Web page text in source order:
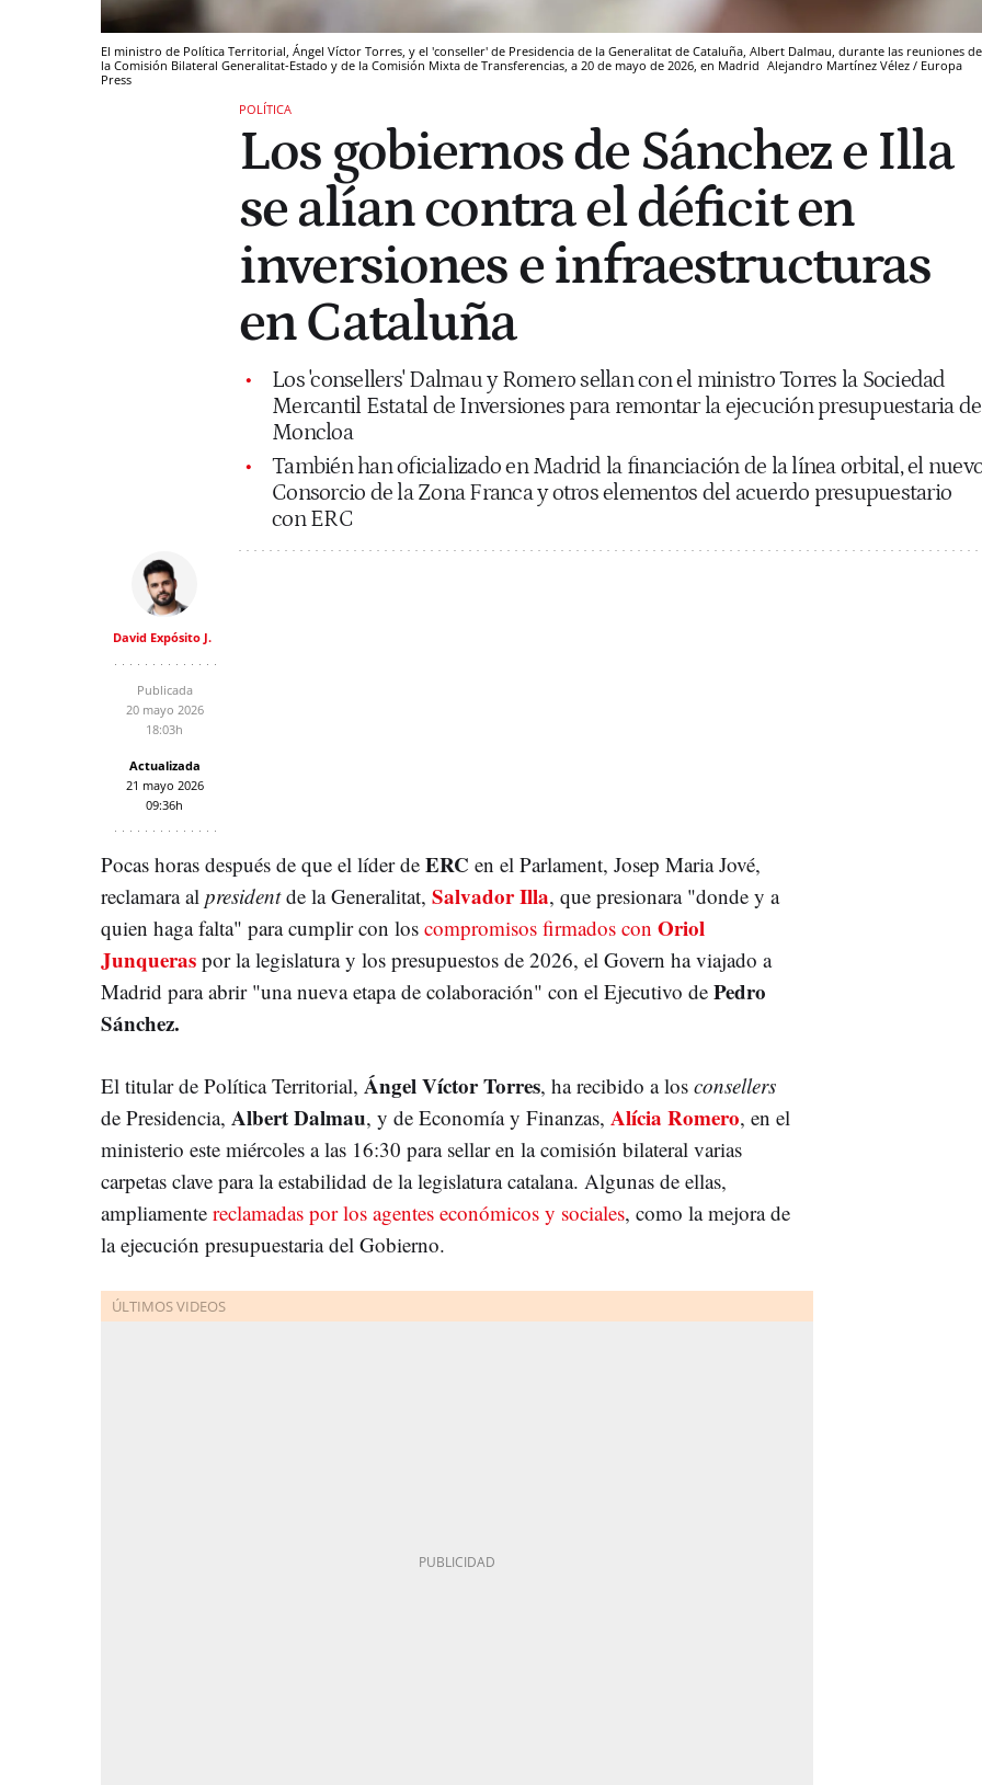
El ministro de Política Territorial, Ángel Víctor Torres, y el 'conseller' de Presidencia de la Generalitat de Cataluña, Albert Dalmau, durante las reuniones de
la Comisión Bilateral Generalitat-Estado y de la Comisión Mixta de Transferencias, a 20 de mayo de 2026, en Madrid Alejandro Martínez Vélez / Europa
Press
POLÍTICA
Los gobiernos de Sánchez e Illa
se alían contra el déficit en
inversiones e infraestructuras
en Cataluña
Los 'consellers' Dalmau y Romero sellan con el ministro Torres la Sociedad
Mercantil Estatal de Inversiones para remontar la ejecución presupuestaria de
Moncloa
También han oficializado en Madrid la financiación de la línea orbital, el
Consorcio de la Zona Franca y otros elementos del acuerdo presupuestario
con ERC
David Expósito J.
Publicada
20 mayo 2026
18:03h
Actualizada
21 mayo 2026
09:36h
Pocas horas después de que el líder de ERC en el Parlament, Josep Maria Jové,
reclamara al presidentde la Generalitat, Salvador Illa, que presionara "donde y a
quien haga falta" para cumplir con los compromisos firmados con Oriol
Junqueras por la legislatura y los presupuestos de 2026, el Govern ha viajado a
Madrid para abrir "una nueva etapa de colaboración" con el Ejecutivo de Pedro
Sánchez.
El titular de Política Territorial, Ángel Víctor Torres, ha recibido a los consellers
de Presidencia, Albert Dalmau, y de Economía y Finanzas, Alícia Romero, en el
ministerio este miércoles a las 16:30 para sellar en la comisión bilateral varias
carpetas clave para la estabilidad de la legislatura catalana. Algunas de ellas,
ampliamente reclamadas por los agentes económicos y sociales, como la mejora de
la ejecución presupuestaria del Gobierno.